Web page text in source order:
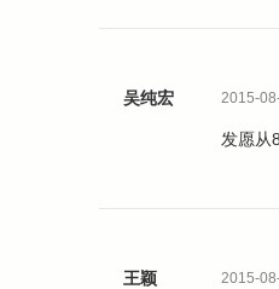
吴纯宏 2015-
发愿从
王颖 2015-